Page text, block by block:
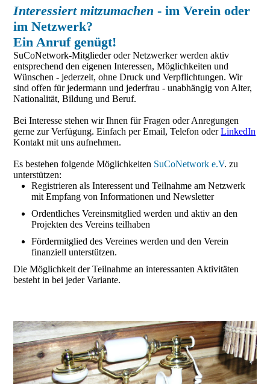
Interessiert mitzumachen - im Verein oder
im Netzwerk?
Ein Anruf genügt!
SuCoNetwork-Mitglieder oder Netzwerker werden aktiv
entsprechend den eigenen Interessen, Möglichkeiten und
Wünschen - jederzeit, ohne Druck und Verpflichtungen. Wir
sind offen für jedermann und jederfrau - unabhängig von Alter,
Nationalität, Bildung und Beruf.
Bei Interesse stehen wir Ihnen für Fragen oder Anregungen
gerne zur Verfügung. Einfach per Email, Telefon oderLinkedIn
Kontakt mit uns aufnehmen.
Es bestehen folgende Möglichkeiten SuCoNetwork e.V. zu
unterstützen:
Registrieren als Interessent und Teilnahme am Netzwerk
mit Empfang von Informationen und Newsletter
Ordentliches Vereinsmitglied werden und aktiv an den
Projekten des Vereins teilhaben
Fördermitglied des Vereines werden und den Verein
finanziell unterstützen.
Die Möglichkeit der Teilnahme an interessanten Aktivitäten
besteht in bei jeder Variante.